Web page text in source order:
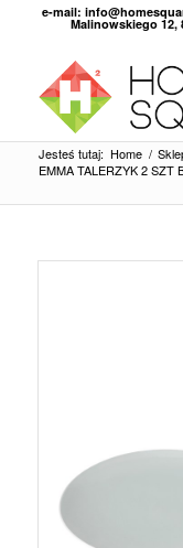
e-mail:
Malinowskiego 12,
Jesteś tutaj: Home /
EMMA TALERZYK 2 SZT